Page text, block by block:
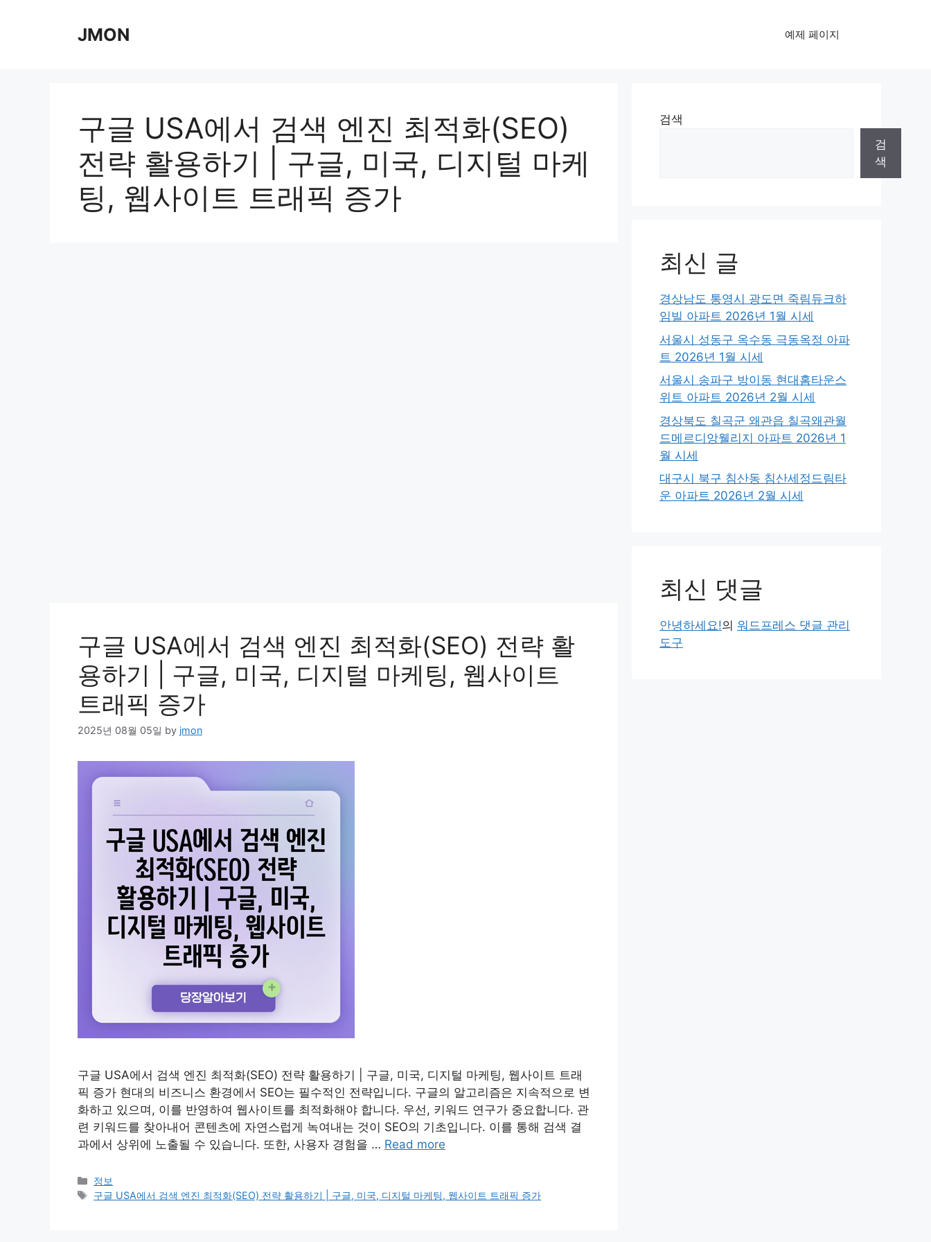
JMON 예제 페이지
구글 USA에서 검색 엔진 최적화(SEO)
전략 활용하기 | 구글, 미국, 디지털 마케
팅, 웹사이트 트래픽 증가
구글 USA에서 검색 엔진 최적화(SEO) 전략 활
용하기 | 구글, 미국, 디지털 마케팅, 웹사이트
트래픽 증가
2025년 08월 05일 by jmon
구글 USA에서 검색 엔진 최적화(SEO) 전략 활용하기 | 구글, 미국, 디지털 마케팅, 웹사이트 트래
픽 증가 현대의 비즈니스 환경에서 SEO는 필수적인 전략입니다. 구글의 알고리즘은 지속적으로 변
화하고 있으며, 이를 반영하여 웹사이트를 최적화해야 합니다. 우선, 키워드 연구가 중요합니다. 관
련 키워드를 찾아내어 콘텐츠에 자연스럽게 녹여내는 것이 SEO의 기초입니다. 이를 통해 검색 결
과에서 상위에 노출될 수 있습니다. 또한, 사용자 경험을 … Read more
Categories
정보
Tags
구글 USA에서 검색 엔진 최적화(SEO) 전략 활용하기 | 구글, 미국, 디지털 마케팅, 웹사이트 트래픽 증가
검색
검
색
최신 글
경상남도 통영시 광도면 죽림듀크하
임빌 아파트 2026년 1월 시세
서울시 성동구 옥수동 극동옥정 아파
트 2026년 1월 시세
서울시 송파구 방이동 현대홈타운스
위트 아파트 2026년 2월 시세
경상북도 칠곡군 왜관읍 칠곡왜관월
드메르디앙웰리지 아파트 2026년 1
월 시세
대구시 북구 침산동 침산세정드림타
운 아파트 2026년 2월 시세
최신 댓글
안녕하세요!의 워드프레스 댓글 관리
도구